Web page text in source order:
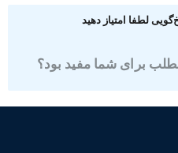
امتیاز دهید
شما مفید بود؟